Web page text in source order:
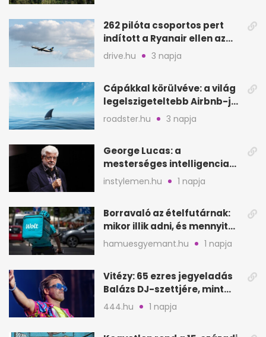
262 pilóta csoportos pert
indított a Ryanair ellen az
Egyesült Királyságban
drive.hu 3 napja
Cápákkal körülvéve: a világ
legelszigeteltebb Airbnb-je
a nyílt tengeren
roadster.hu 3 napja
George Lucas: a
mesterséges intelligencia
lehet Hollywood következő
lépése
instylemen.hu 1 napja
Borravaló az ételfutárnak:
mikor illik adni, és mennyit
rendeléskor?
hamuesgyemant.hu 1 napja
Vitézy: 65 ezres jegyeladás
Balázs DJ-szettjére, mint
metró nélküli Puskás-meccs
444.hu 1 napja